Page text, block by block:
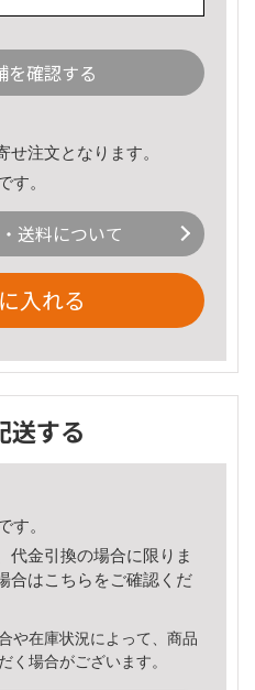
を確認する
せ注文となります。
す。
送料について
入れる
送する
す。
代金引換の場合に限りま
合はこちら をご確認くだ
や在庫状況によって、商品
く場合がございます。